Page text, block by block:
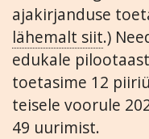
ajakirjanduse
lähemalt siit.)
edukale
toetasime 12
teisele voorule
49 uurimist.